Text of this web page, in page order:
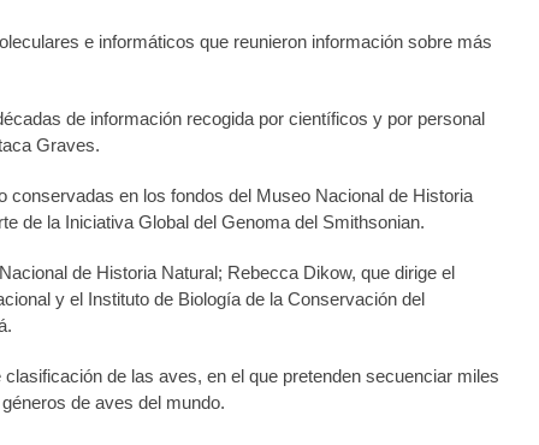
e informáticos que reunieron información sobre más
de información recogida por científicos y por personal
Graves.
en los fondos del Museo Nacional de Historia
de la Iniciativa Global del Genoma del Smithsonian.
de Historia Natural; Rebecca Dikow, que dirige el
y el Instituto de Biología de la Conservación del
de las aves, en el que pretenden secuenciar miles
de aves del mundo.